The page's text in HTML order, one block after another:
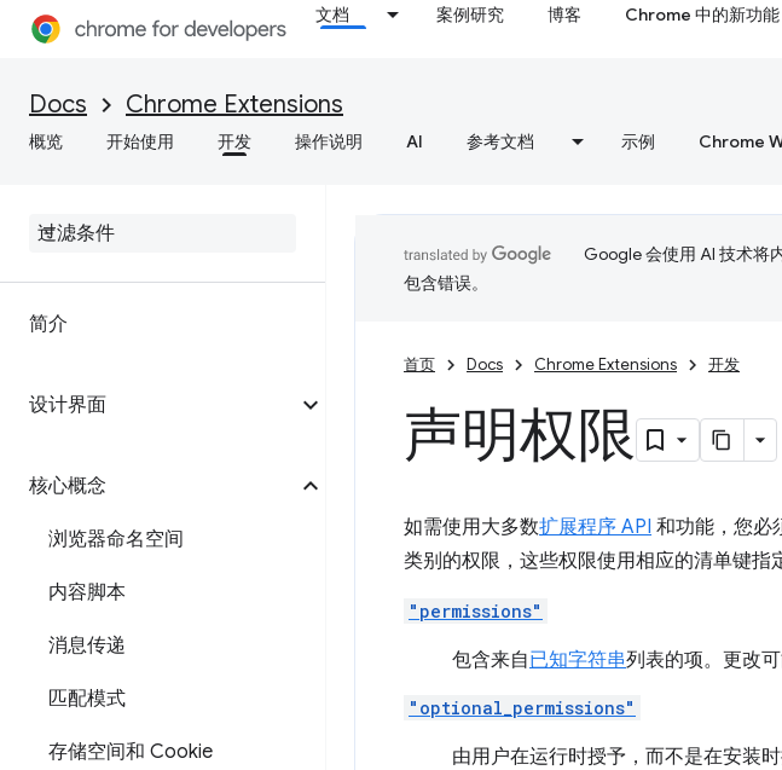
文档 案例研究 博客 Chrome 中的新功能
Docs Chrome Extensions
概览 开始使用 开发 操作说明 AI 参考文档 示例 Chrome
简介
设计界面
核心概念
浏览器命名空间
内容脚本
消息传递
匹配模式
存储空间和 Cookie
Google 会使用 AI 技术将
包含错误。
首页 Docs Chrome Extensions 开发
声明权限
如需使用大多数扩展程序 API 和功能，您必
类别的权限，这些权限使用相应的清单键指
"permissions"
包含来自已知字符串列表的项。更改
"optional_permissions"
由用户在运行时授予，而不是在安装时